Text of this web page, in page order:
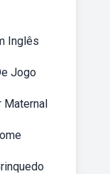
Inglês
Jogo
Maternal